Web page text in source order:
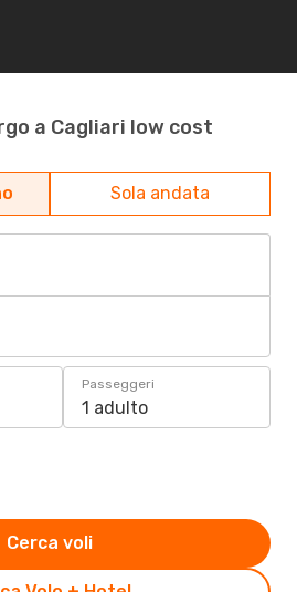
a Cagliari low cost
Sola andata
Passeggeri
1 adulto
Cerca voli